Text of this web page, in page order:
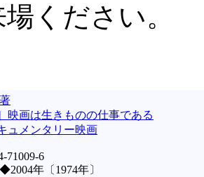
ください。
映画は生きものの仕事である
ュメンタリー映画
71009-6
年〔1974年〕